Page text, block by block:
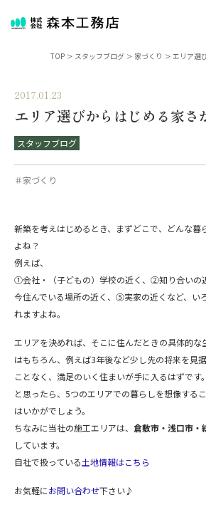
TOP > スタッフブログ > 家づくり > エリア選
2017.01.23
エリア選びからはじめる家さ
スタッフブログ
＃家づくり
新築を考えはじめるとき、まずどこで、どんな暮
よね？
例えば、
①会社・（子どもの）学校の近く、②知り合い
今住んでいる場所の近く、⑤実家の近くなど、い
れますよね。
エリアを決めれば、そこに住んだときの具体的な
はもちろん、例えば3年後など少し先の将来を見
ことなく、満足のいく住まいが手に入るはずで
と思ったら、 5つのエリアでの暮らしを想像する
はいかがでしょう。
ちなみに当社の施工エリアは、 倉敷市・浅口市・
しています。
自社で扱っている土地情報はこちら
お気軽にお問い合わせ下さい♪